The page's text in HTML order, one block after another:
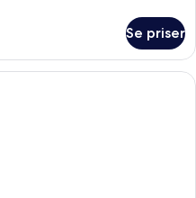
Se priser
Sängtillbehör av högsta kvalitet,